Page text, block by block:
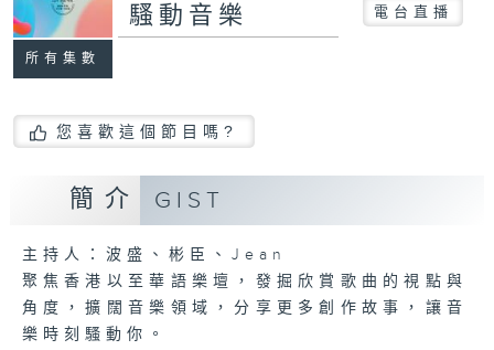
所有集數
騷動音樂 電台直播
您喜歡這個節目嗎?
簡介 GIST
主持人：波盛、彬臣、Jean
聚焦香港以至華語樂壇，發掘欣賞歌曲的視點與
角度，擴闊音樂領域，分享更多創作故事，讓音
樂時刻騷動你。